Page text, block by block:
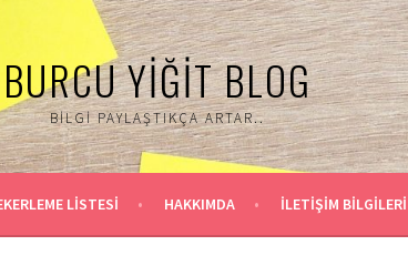
BURCU YIĞIT BLOG
BILGI PAYLAŞTIKÇA ARTAR..
LİSTESİ HAKKIMDA İLETİŞİM BİLGİLERİ